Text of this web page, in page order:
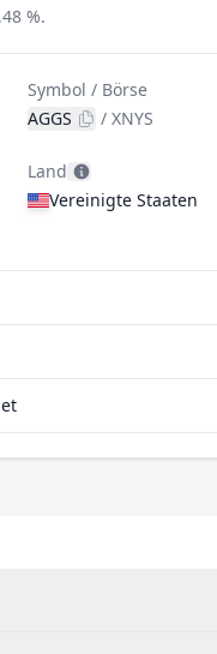
%.
Symbol / Börse
AGGS
/XNYS
Land
Vereinigte Staaten